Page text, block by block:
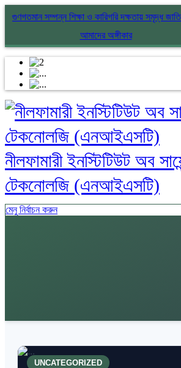
গুণগতমান সম্পন্ন শিক্ষা ও কারিগরি দক্ষতায় সমৃদ্ধ
আমাদের অঙ্গীকার
নীলফামারী ইনস্টিটিউট অব
টেকনোলজি (এনআইএসটি)
মেনু নির্বাচন করুন
UNCATEGORIZED